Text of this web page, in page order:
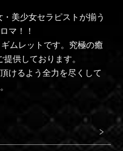
美少女セラピストが揃う
マ！！
ムレットです。究極の癒
供しております。
けるよう全力を尽くして